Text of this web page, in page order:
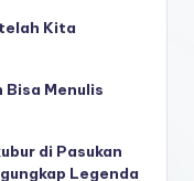
Kita
Bisa Menulis
di Pasukan
Legenda